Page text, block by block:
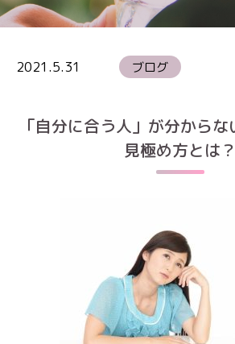
2021.5.31 ブログ
「自分に合う人」が分から
見極め方とは？